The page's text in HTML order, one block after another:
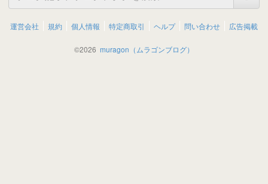
運営会社 規約 個人情報 特定商取引 ヘルプ 問い合わせ 広告掲載
©2026 muragon（ムラゴンブログ）